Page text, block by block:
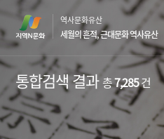
문
바
로
기
역사문화유산
세월의 흔적, 근대문화 역사유산
통합검색 결과총7,285건